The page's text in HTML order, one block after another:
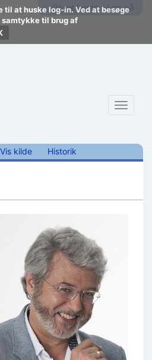
til at huske log-in. Ved at besøge
samtykke til brug af
Opret konto Log på
Toggle
Vis kilde Historik